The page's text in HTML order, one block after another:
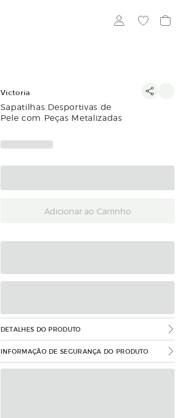
Victoria
Sapatilhas Desportivas de
Pele com Peças Metalizadas
Adicionar ao Carrinho
DETALHES DO PRODUTO
INFORMAÇÃO DE SEGURANÇA DO PRODUTO